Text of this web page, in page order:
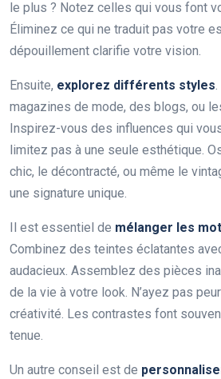
le plus ? Notez celles qui vous font
Éliminez ce qui ne traduit pas votre
dépouillement clarifie votre vision.
Ensuite, explorez différents styles
magazines de mode, des blogs, ou
Inspirez-vous des influences qui
limitez pas à une seule esthétique.
chic, le décontracté, ou même le
une signature unique.
Il est essentiel de mélanger les
Combinez des teintes éclatantes
audacieux. Assemblez des pièces
de la vie à votre look. N’ayez pas
créativité. Les contrastes font
tenue.
Un autre conseil est de